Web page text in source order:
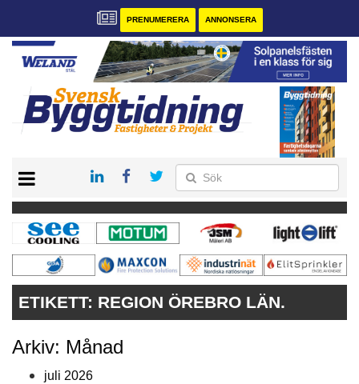
PRENUMERERA ANNONSERA
PRENUMERERA
VÅRA ANDRA MAGASIN
ANNONSERA
KONTAKT
ETIKETT: REGION ÖREBRO LÄN.
Arkiv: Månad
juli 2026